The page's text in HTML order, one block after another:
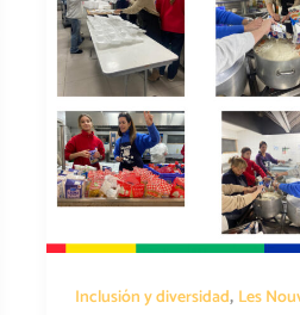
Inclusión y diversidad, Les